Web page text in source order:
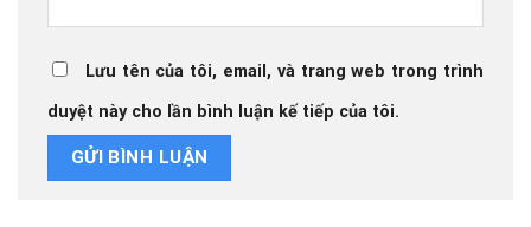
Lưu tên của tôi, email, và trang web trong trình
duyệt này cho lần bình luận kế tiếp của tôi.